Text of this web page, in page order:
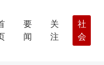
要
闻
关
注
社
会